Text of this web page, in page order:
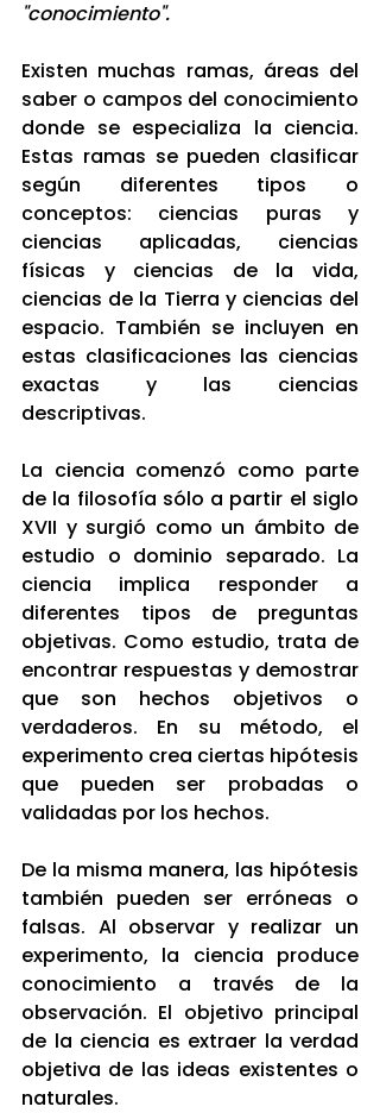
"conocimiento".
Existen muchas ramas, áreas del
saber o campos del conocimiento
donde se especializa la ciencia.
Estas ramas se pueden clasificar
según diferentes tipos o
conceptos: ciencias puras y
ciencias aplicadas, ciencias
físicas y ciencias de la vida,
ciencias de la Tierra y ciencias del
espacio. También se incluyen en
estas clasificaciones las ciencias
exactas y las ciencias
descriptivas.
La ciencia comenzó como parte
de la filosofía sólo a partir el siglo
XVII y surgió como un ámbito de
estudio o dominio separado. La
ciencia implica responder a
diferentes tipos de preguntas
objetivas. Como estudio, trata de
encontrar respuestas y demostrar
que son hechos objetivos o
verdaderos. En su método, el
experimento crea ciertas hipótesis
que pueden ser probadas o
validadas por los hechos.
De la misma manera, las hipótesis
también pueden ser erróneas o
falsas. Al observar y realizar un
experimento, la ciencia produce
conocimiento a través de la
observación. El objetivo principal
de la ciencia es extraer la verdad
objetiva de las ideas existentes o
naturales.